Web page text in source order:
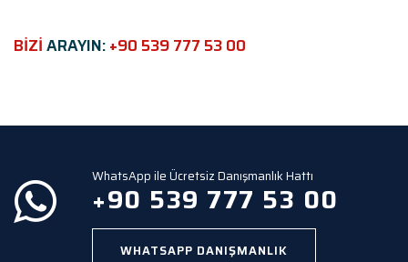
e
l
p
BİZİARAYIN:+90 539 777 53 00
WhatsApp ile Ücretsiz Danışmanlık Hattı
+90 539 777 53 00
WHATSAPP DANIŞMANLIK